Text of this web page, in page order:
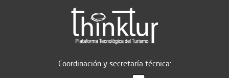
Coordinación y secretaría técnica: